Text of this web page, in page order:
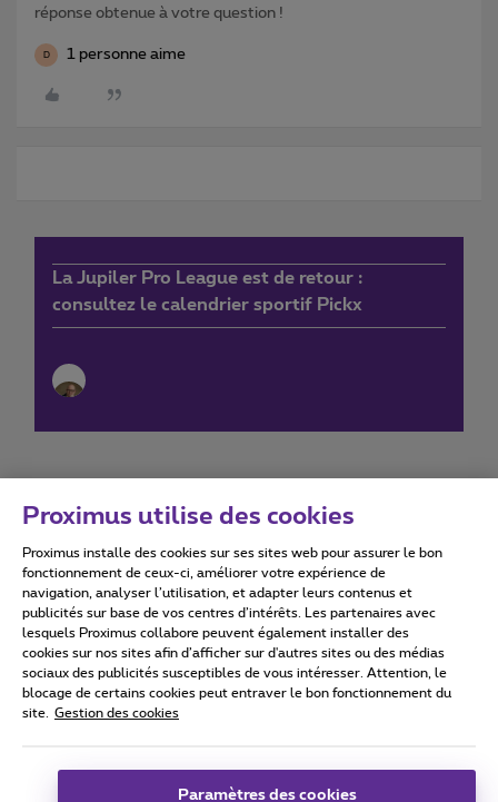
réponse obtenue à votre question !
D 1 personne aime
La Jupiler Pro League est de retour :
consultez le calendrier sportif Pickx
Conditions d'utilisation Accessibility statement
Tous droits réservés. © 2026 Proximus
Conditions générales, info consommateur
Coordonnées de l’entreprise
Proximus utilise des cookies
Proximus installe des cookies sur ses sites web pour assurer le bon
fonctionnement de ceux-ci, améliorer votre expérience de
navigation, analyser l’utilisation, et adapter leurs contenus et
publicités sur base de vos centres d’intérêts. Les partenaires avec
lesquels Proximus collabore peuvent également installer des
cookies sur nos sites afin d’afficher sur d'autres sites ou des médias
sociaux des publicités susceptibles de vous intéresser. Attention, le
blocage de certains cookies peut entraver le bon fonctionnement du
site.
Gestion des cookies
Paramètres des cookies